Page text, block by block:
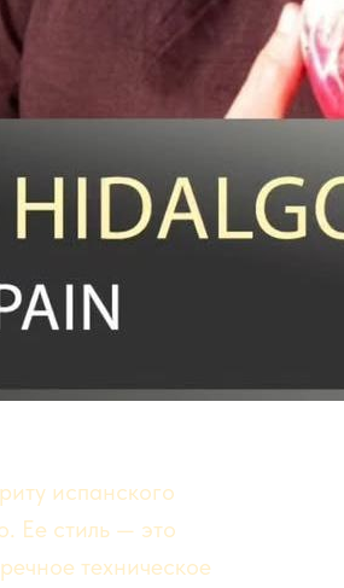
испанского
Ее стиль — это
техническое